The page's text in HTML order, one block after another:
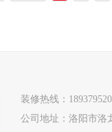
装修热线：
公司地址：洛阳市洛